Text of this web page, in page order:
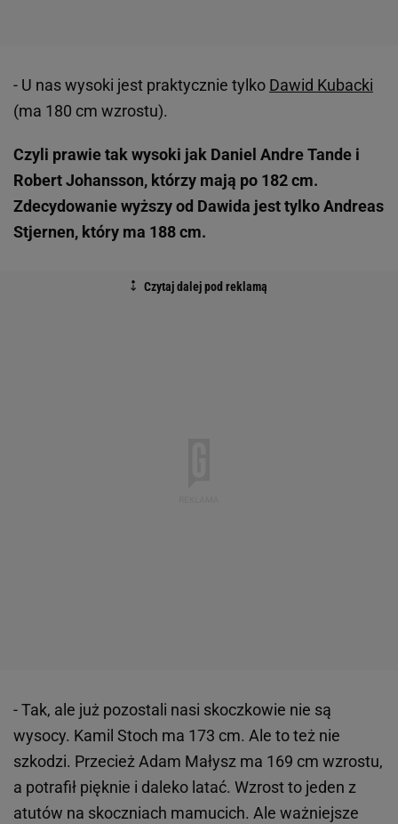
- U nas wysoki jest praktycznie tylko Dawid Kubacki
(ma 180 cm wzrostu).
Czyli prawie tak wysoki jak Daniel Andre Tande i
Robert Johansson, którzy mają po 182 cm.
Zdecydowanie wyższy od Dawida jest tylko Andreas
Stjernen, który ma 188 cm.
- Tak, ale już pozostali nasi skoczkowie nie są
wysocy. Kamil Stoch ma 173 cm. Ale to też nie
szkodzi. Przecież Adam Małysz ma 169 cm wzrostu,
a potrafił pięknie i daleko latać. Wzrost to jeden z
atutów na skoczniach mamucich. Ale ważniejsze